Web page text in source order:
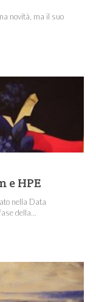
novità, ma il suo
e HPE
nella Data
della...